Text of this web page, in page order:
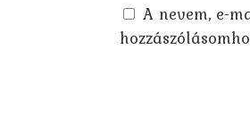
A nevem, e-